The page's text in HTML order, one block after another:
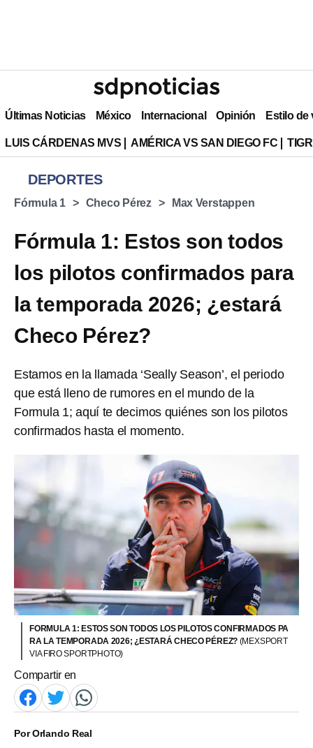
Últimas Noticias México Internacional Opinión Estilo de
LUIS CÁRDENAS MVS AMÉRICA VS SAN DIEGO FC
DEPORTES
Fórmula 1 Checo Pérez Max Verstappen
Fórmula 1: Estos son todos
los pilotos confirmados para
la temporada 2026; ¿estará
Checo Pérez?
Estamos en la llamada ‘Seally Season’, el periodo
que está lleno de rumores en el mundo de la
Formula 1; aquí te decimos quiénes son los pilotos
confirmados hasta el momento.
FORMULA 1: ESTOS SON TODOS LOS PILOTOS CONFIRMADOS PA
RA LA TEMPORADA 2026; ¿ESTARÁ CHECO PÉREZ? (MEXSPORT
VIA FIRO SPORTPHOTO)
Compartir en
PorOrlando Real